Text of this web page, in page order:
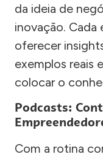
da ideia de
inovação. Cada
oferecer
exemplos reais
colocar o
Podcasts:
Com a rotina